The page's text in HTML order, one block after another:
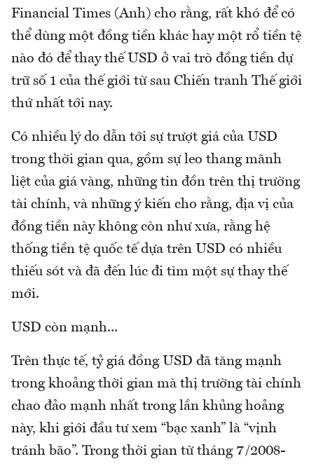
Financial Times (Anh) cho rằng, rất khó để có
thể dùng một đồng tiền khác hay một rổ tiền tệ
nào đó để thay thế USD ở vai trò đồng tiền dự
trữ số 1 của thế giới từ sau Chiến tranh Thế giới
thứ nhất tới nay.
Có nhiều lý do dẫn tới sự trượt giá của USD
trong thời gian qua, gồm sự leo thang mãnh
liệt của giá vàng, những tin đồn trên thị trường
tài chính, và những ý kiến cho rằng, địa vị của
đồng tiền này không còn như xưa, rằng hệ
thống tiền tệ quốc tế dựa trên USD có nhiều
thiếu sót và đã đến lúc đi tìm một sự thay thế
mới.
USD còn mạnh...
Trên thực tế, tỷ giá đồng USD đã tăng mạnh
trong khoảng thời gian mà thị trường tài chính
chao đảo mạnh nhất trong lần khủng hoảng
này, khi giới đầu tư xem “bạc xanh” là “vịnh
tránh bão”. Trong thời gian từ tháng 7/2008-